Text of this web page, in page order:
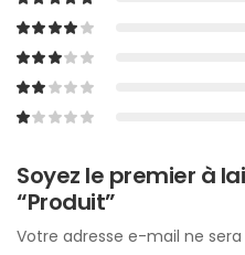
Soyez le premier à
“Produit”
Votre adresse e-mail ne sera